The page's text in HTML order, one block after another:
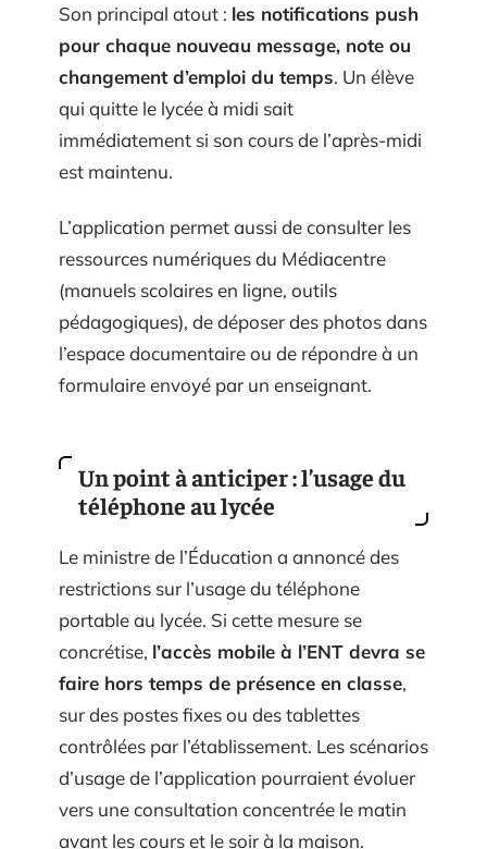
Son principal atout : les notifications push
pour chaque nouveau message, note ou
changement d’emploi du temps. Un élève
qui quitte le lycée à midi sait
immédiatement si son cours de l’après-midi
est maintenu.
L’application permet aussi de consulter les
ressources numériques du Médiacentre
(manuels scolaires en ligne, outils
pédagogiques), de déposer des photos dans
l’espace documentaire ou de répondre à un
formulaire envoyé par un enseignant.
Un point à anticiper : l’usage du
téléphone au lycée
Le ministre de l’Éducation a annoncé des
restrictions sur l’usage du téléphone
portable au lycée. Si cette mesure se
concrétise, l’accès mobile à l’ENT devra se
faire hors temps de présence en classe,
sur des postes fixes ou des tablettes
contrôlées par l’établissement. Les scénarios
d’usage de l’application pourraient évoluer
vers une consultation concentrée le matin
avant les cours et le soir à la maison.